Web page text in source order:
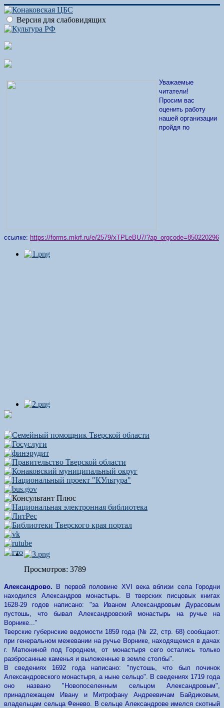
Версия для слабовидящих
Уважаемые
читатели!
Просим вас
оценить работу
нашей организации
пройдя по
ссылке: https://forms.mkrf.ru/e/2579/xTPLeBU7/?ap_orgcode=850220296
Просмотров: 3789
Александрово.
В первой половине XVI века вблизи села Городни
находился Александров монастырь. В тверских писцовых книгах
1628-29 годов написано: "за Иваном Александровым Дурасовым
пустошь, что бывал Александровский монастырь на ручье на
Ворнике..."
Тверские губернские ведомости 1859 года (№ 22, стр. 68) сообщают:
при генеральном межевании на ручье Ворнике, находящемся в дачах
г. Матюниной под Городнем, от монастыря сего остались только
разбросанные каменья и выложенные в земле столбы".
В сведениях 1692 года написано: "пустошь, что был починок
Александровского монастыря, а ныне сельцо". В сведениях 1719 года
оно названо "Новопоселенным сельцом Александровым",
принадлежащем Ивану и Митрофану Андреевичам Байдиковым,
владельцам сельца Фенево. В сельце Александрове имелся скотный